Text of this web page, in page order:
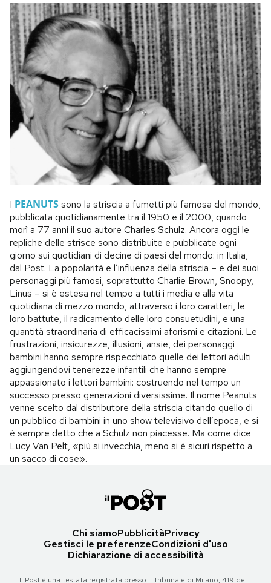
I PEANUTSsono la striscia a fumetti più famosa del mondo,
pubblicata quotidianamente tra il 1950 e il 2000, quando
morì a 77 anni il suo autore Charles Schulz. Ancora oggi le
repliche delle strisce sono distribuite e pubblicate ogni
giorno sui quotidiani di decine di paesi del mondo: in Italia,
dal Post. La popolarità e l’influenza della striscia – e dei suoi
personaggi più famosi, soprattutto Charlie Brown, Snoopy,
Linus – si è estesa nel tempo a tutti i media e alla vita
quotidiana di mezzo mondo, attraverso i loro caratteri, le
loro battute, il radicamento delle loro consuetudini, e una
quantità straordinaria di efficacissimi aforismi e citazioni. Le
frustrazioni, insicurezze, illusioni, ansie, dei personaggi
bambini hanno sempre rispecchiato quelle dei lettori adulti
aggiungendovi tenerezze infantili che hanno sempre
appassionato i lettori bambini: costruendo nel tempo un
successo presso generazioni diversissime. Il nome Peanuts
venne scelto dal distributore della striscia citando quello di
un pubblico di bambini in uno show televisivo dell’epoca, e si
è sempre detto che a Schulz non piacesse. Ma come dice
Lucy Van Pelt, «più si invecchia, meno si è sicuri rispetto a
un sacco di cose».
Chi siamoPubblicitàPrivacy
Gestisci le preferenzeCondizioni d'uso
Dichiarazione di accessibilità
Il Post è una testata registrata presso il Tribunale di Milano, 419 del